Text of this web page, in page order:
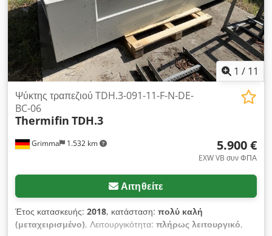
1 / 11
Grimma 1.532 km
Ψύκτης τραπεζιού TDH.3-091-11-F-N-DE-
BC-06
Thermifin TDH.3
5.900 €
EXW VB συν ΦΠΑ
Αιτηθείτε
Έτος κατασκευής: 2018, κατάσταση: πολύ καλή
(μεταχειρισμένο), Λειτουργικότητα: πλήρως λειτουργικό,